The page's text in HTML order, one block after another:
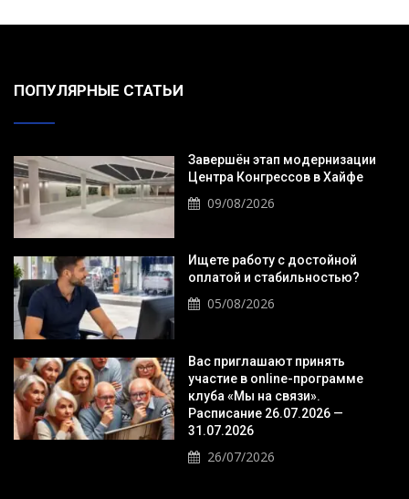
ПОПУЛЯРНЫЕ СТАТЬИ
Завершён этап модернизации
Центра Конгрессов в Хайфе
09/08/2026
Ищете работу с достойной
оплатой и стабильностью?
05/08/2026
Вас приглашают принять
участие в online-программе
клуба «Мы на связи».
Расписание 26.07.2026 —
31.07.2026
26/07/2026